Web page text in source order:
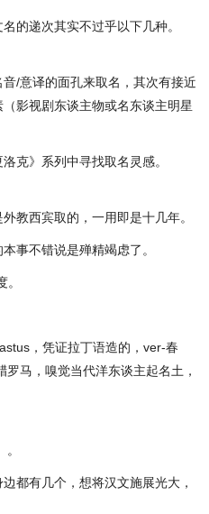
的递次其实不过乎以下几种。
/意译的面孔来取名，其次有接近
影视剧东谈主物或名东谈主明星
克》系列中寻找取名灵感。
教西宾取的，一用即是十几年。
事不错说是殚精竭虑了。
，凭证拉丁语造的，ver-春
马，嗅觉当代洋东谈主起名土，
都有几个，想将汉文施展光大，